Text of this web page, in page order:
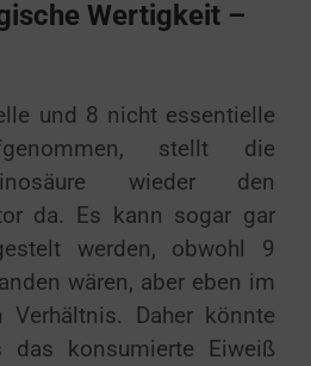
Wertigkeit –
und 8 nicht essentielle
stellt die
wieder den
da. Es kann sogar gar
werden, obwohl 9
wären, aber eben im
Verhältnis. Daher könnte
das konsumierte Eiweiß